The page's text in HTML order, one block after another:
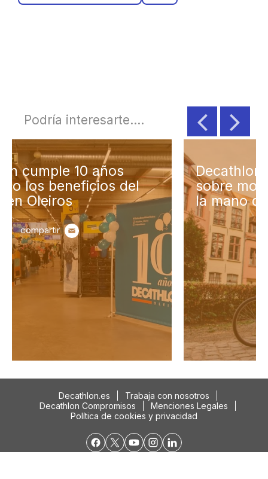
Podría interesarte....
Decathlon ofrece talleres
sobre movilidad sostenible de
la mano de sus expertos
compartir
Decathlon.es
Trabaja con nosotros
Decathlon Compromisos
Menciones Legales
Política de cookies y privacidad